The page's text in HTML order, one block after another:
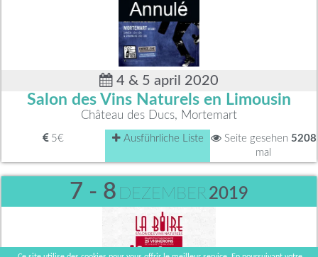
4 & 5 april 2020
Salon des Vins Naturels en Limousin
Château des Ducs, Mortemart
5€ Ausführliche Liste Seite gesehen 5208
mal
7 - 8 DEZEMBER 2019